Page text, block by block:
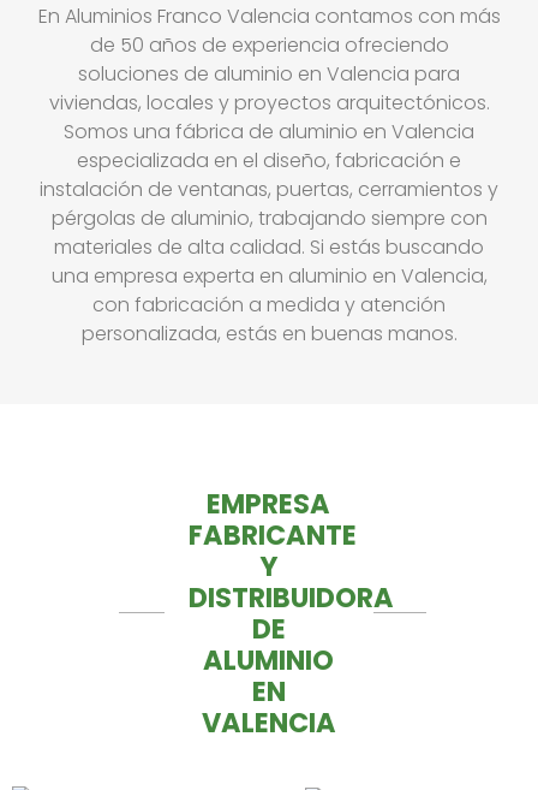
En Aluminios Franco Valencia contamos con más
de 50 años de experiencia ofreciendo
soluciones de aluminio en Valencia para
viviendas, locales y proyectos arquitectónicos.
Somos una fábrica de aluminio en Valencia
especializada en el diseño, fabricación e
instalación de ventanas, puertas, cerramientos y
pérgolas de aluminio, trabajando siempre con
materiales de alta calidad. Si estás buscando
una empresa experta en aluminio en Valencia,
con fabricación a medida y atención
personalizada, estás en buenas manos.
EMPRESA
FABRICANTE
Y
DISTRIBUIDORA
DE
ALUMINIO
EN
VALENCIA